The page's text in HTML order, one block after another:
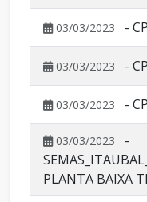
03/03/2023 -
03/03/2023 -
03/03/2023 -
03/03/2023
-
PLANTA BAIXA